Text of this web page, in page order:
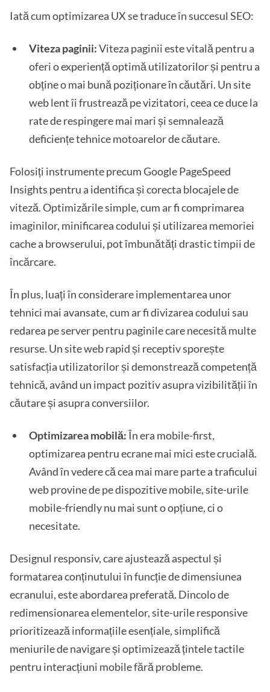
Iată cum optimizarea UX se traduce în succesul SEO:
Viteza paginii:Viteza paginii este vitală pentru a
oferi o experiență optimă utilizatorilor și pentru a
obține o mai bună poziționare în căutări. Un site
web lent îi frustrează pe vizitatori, ceea ce duce la
rate de respingere mai mari și semnalează
deficiențe tehnice motoarelor de căutare.
Folosiți instrumente precum Google PageSpeed
Insights pentru a identifica și corecta blocajele de
viteză. Optimizările simple, cum ar fi comprimarea
imaginilor, minificarea codului și utilizarea memoriei
cache a browserului, pot îmbunătăți drastic timpii de
încărcare.
În plus, luați în considerare implementarea unor
tehnici mai avansate, cum ar fi divizarea codului sau
redarea pe server pentru paginile care necesită multe
resurse. Un site web rapid și receptiv sporește
satisfacția utilizatorilor și demonstrează competență
tehnică, având un impact pozitiv asupra vizibilității în
căutare și asupra conversiilor.
Optimizarea mobilă:În era mobile-first,
optimizarea pentru ecrane mai mici este crucială.
Având în vedere că cea mai mare parte a traficului
web provine de pe dispozitive mobile, site-urile
mobile-friendly nu mai sunt o opțiune, ci o
necesitate.
Designul responsiv, care ajustează aspectul și
formatarea conținutului în funcție de dimensiunea
ecranului, este abordarea preferată. Dincolo de
redimensionarea elementelor, site-urile responsive
prioritizează informațiile esențiale, simplifică
meniurile de navigare și optimizează țintele tactile
pentru interacțiuni mobile fără probleme.